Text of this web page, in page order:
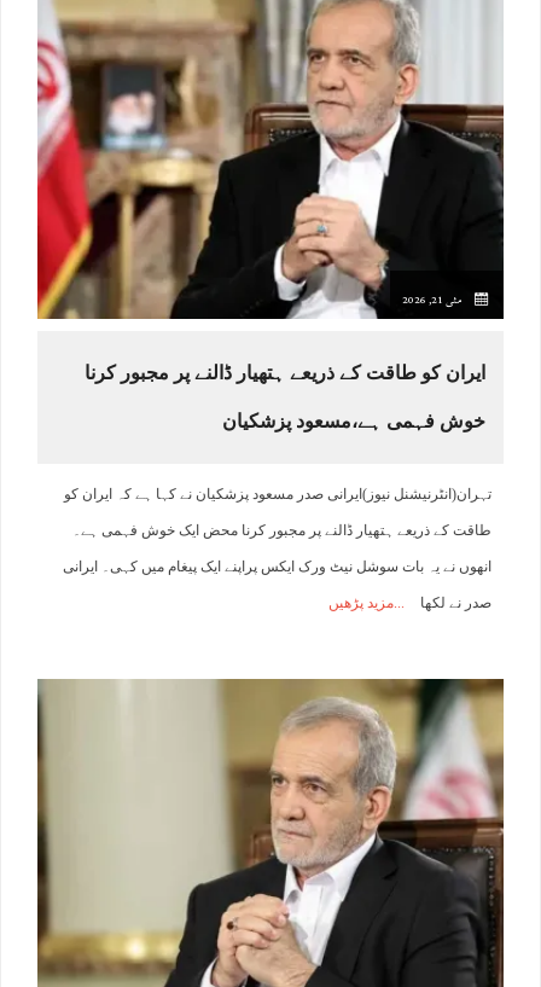
مئی 21, 2026
ایران کو طاقت کے ذریعے ہتھیار ڈالنے پر مجبور کرنا
خوش فہمی ہے،مسعود پزشکیان
تہران(انٹرنیشنل نیوز)ایرانی صدر مسعود پزشکیان نے کہا ہے کہ ایران کو
طاقت کے ذریعے ہتھیار ڈالنے پر مجبور کرنا محض ایک خوش فہمی ہے۔
انھوں نے یہ بات سوشل نیٹ ورک ایکس پراپنے ایک پیغام میں کہی۔ ایرانی
صدر نے لکھا مزید پڑھیں